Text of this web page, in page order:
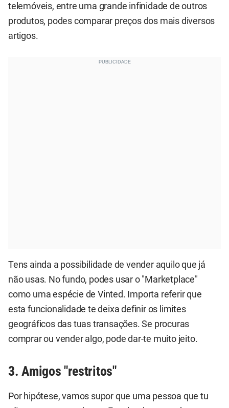
telemóveis, entre uma grande infinidade de outros
produtos, podes comparar preços dos mais diversos
artigos.
Tens ainda a possibilidade de vender aquilo que já
não usas. No fundo, podes usar o "Marketplace"
como uma espécie de Vinted. Importa referir que
esta funcionalidade te deixa definir os limites
geográficos das tuas transações. Se procuras
comprar ou vender algo, pode dar-te muito jeito.
3. Amigos "restritos"
Por hipótese, vamos supor que uma pessoa que tu